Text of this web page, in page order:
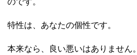
特性は、あなたの個性です。
本来なら、良い悪いはありません。